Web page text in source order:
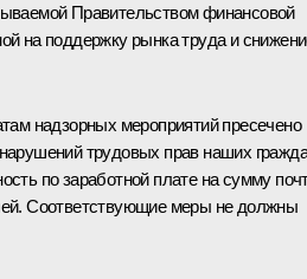
Правительством финансовой
на поддержку рынка труда и
надзорных мероприятий пресечено
трудовых прав наших
по заработной плате на сумму
Соответствующие меры не должны